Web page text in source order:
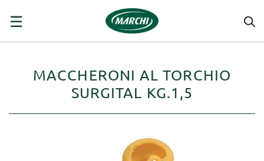
navigazione
☰
MACCHERONI AL TORCHIO
SURGITAL KG.1,5